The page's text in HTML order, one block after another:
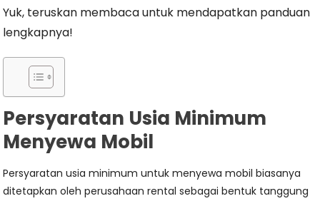
Yuk, teruskan membaca untuk mendapatkan panduan
lengkapnya!
Persyaratan Usia Minimum
Menyewa Mobil
Persyaratan usia minimum untuk menyewa mobil biasanya
ditetapkan oleh perusahaan rental sebagai bentuk tanggung